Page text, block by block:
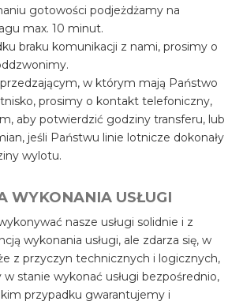
gotowości podjeżdżamy na
max. 10 minut.
braku komunikacji z nami, prosimy o
w którym mają Państwo
prosimy o kontakt telefoniczny,
aby potwierdzić godziny transferu, lub
jeśli Państwu linie lotnicze dokonały
wylotu.
WYKONANIA USŁUGI
nasze usługi solidnie i z
wykonania usługi, ale zdarza się, w
z przyczyn technicznych i logicznych,
stanie wykonać usługi bezpośrednio,
przypadku gwarantujemy i